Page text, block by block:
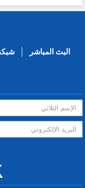
البث المباشر